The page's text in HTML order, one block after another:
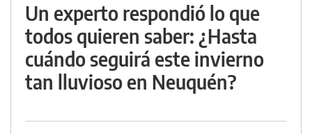
Un experto respondió lo que
todos quieren saber: ¿Hasta
cuándo seguirá este invierno
tan lluvioso en Neuquén?